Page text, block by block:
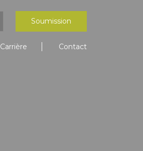
Soumission
Carrière Contact